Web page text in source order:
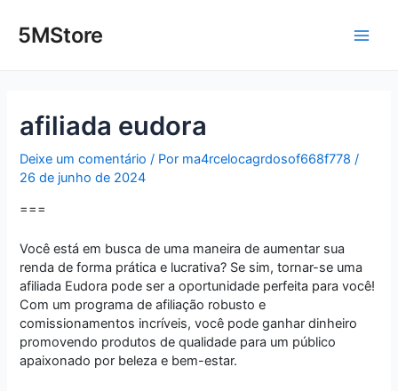
para5MStore
afiliada eudora
Deixe um comentário / Por ma4rcelocagrdosof668f778/
26 de junho de 2024
===
Você está em busca de uma maneira de aumentar sua
renda de forma prática e lucrativa? Se sim, tornar-se uma
afiliada Eudora pode ser a oportunidade perfeita para você!
Com um programa de afiliação robusto e
comissionamentos incríveis, você pode ganhar dinheiro
promovendo produtos de qualidade para um público
apaixonado por beleza e bem-estar.
navigation